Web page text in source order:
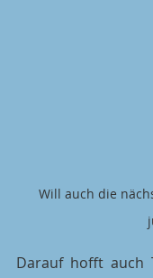
Will auch die
Darauf hofft auch